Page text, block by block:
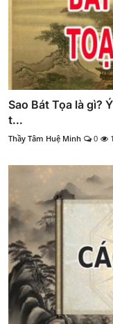
Sao Bát Tọa là gì?
t...
Thầy Tâm Huệ Minh 0